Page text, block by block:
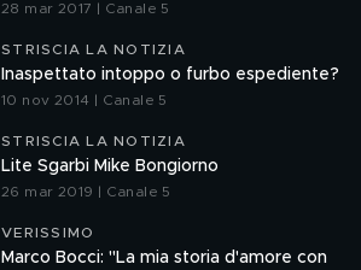
28 mar 2017 | Canale 5
STRISCIA LA NOTIZIA
Inaspettato intoppo o furbo espediente?
10 nov 2014 | Canale 5
STRISCIA LA NOTIZIA
Lite Sgarbi Mike Bongiorno
26 mar 2019 | Canale 5
VERISSIMO
Marco Bocci: "La mia storia d'amore con